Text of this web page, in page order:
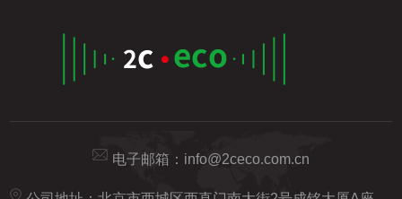
电子邮箱： info@2ceco.com.cn